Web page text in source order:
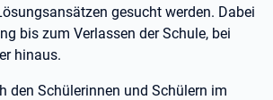
gesucht werden. Dabei
bis zum Verlassen der Schule, bei
hinaus.
den Schülerinnen und Schülern im